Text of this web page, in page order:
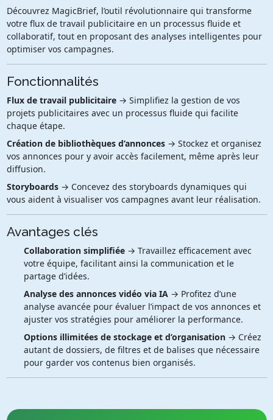
Découvrez MagicBrief, l’outil révolutionnaire qui transforme
votre flux de travail publicitaire en un processus fluide et
collaboratif, tout en proposant des analyses intelligentes pour
optimiser vos campagnes.
Fonctionnalités
Flux de travail publicitaire→ Simplifiez la gestion de vos
projets publicitaires avec un processus fluide qui facilite
chaque étape.
Création de bibliothèques d’annonces→ Stockez et organisez
vos annonces pour y avoir accès facilement, même après leur
diffusion.
Storyboards→ Concevez des storyboards dynamiques qui
vous aident à visualiser vos campagnes avant leur réalisation.
Avantages clés
Collaboration simplifiée→ Travaillez efficacement avec
votre équipe, facilitant ainsi la communication et le
partage d’idées.
Analyse des annonces vidéo via IA→ Profitez d’une
analyse avancée pour évaluer l’impact de vos annonces et
ajuster vos stratégies pour améliorer la performance.
Options illimitées de stockage et d’organisation→ Créez
autant de dossiers, de filtres et de balises que nécessaire
pour garder vos contenus bien organisés.